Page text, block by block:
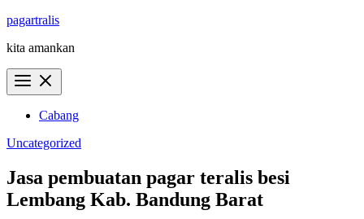
Skip
content
pagartralis
kita amankan
Cabang
Uncategorized
Jasa pembuatan pagar teralis besi
Lembang Kab. Bandung Barat